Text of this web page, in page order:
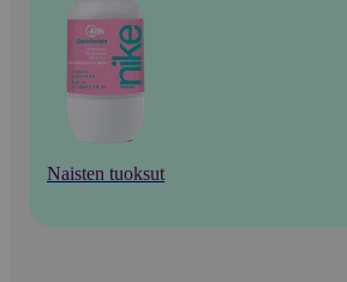
Naisten tuoksut